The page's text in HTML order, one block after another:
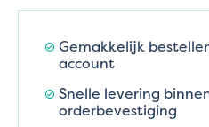
Gemakkelijk
account
Snelle levering
orderbevestiging